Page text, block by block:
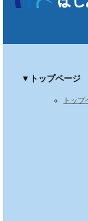
▼トップページ
トップ